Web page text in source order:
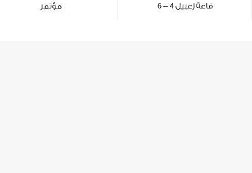
قاعة زعبيل 4 - 6 مؤتمر